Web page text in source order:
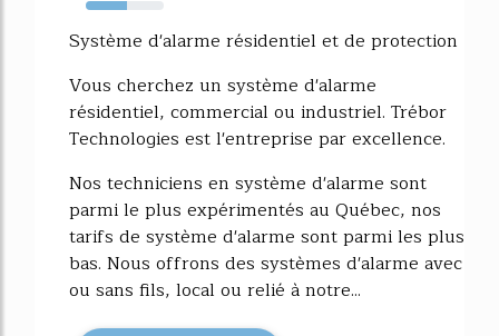
53%
Système d'alarme résidentiel et de protection
Vous cherchez un système d'alarme
résidentiel, commercial ou industriel. Trébor
Technologies est l'entreprise par excellence.
Nos techniciens en système d'alarme sont
parmi le plus expérimentés au Québec, nos
tarifs de système d'alarme sont parmi les plus
bas. Nous offrons des systèmes d'alarme avec
ou sans fils, local ou relié à notre...